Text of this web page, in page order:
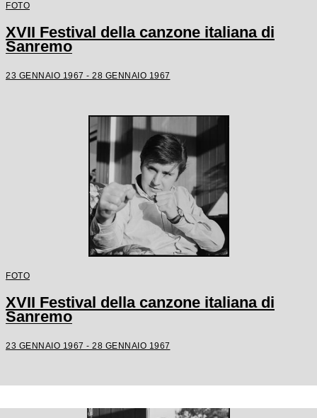
FOTO
XVII Festival della canzone italiana di
Sanremo
23 GENNAIO 1967 - 28 GENNAIO 1967
FOTO
XVII Festival della canzone italiana di
Sanremo
23 GENNAIO 1967 - 28 GENNAIO 1967